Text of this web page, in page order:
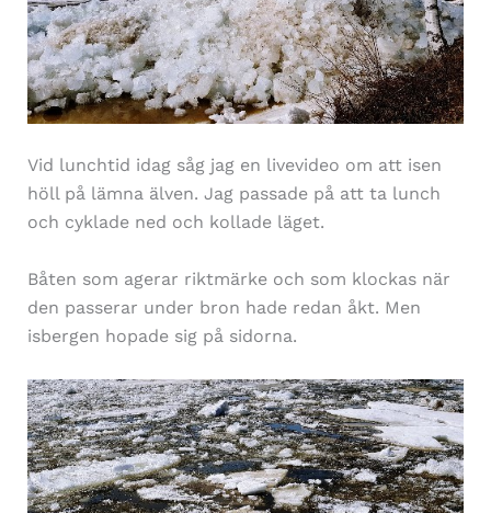
Vid lunchtid idag såg jag en livevideo om att isen
höll på lämna älven. Jag passade på att ta lunch
och cyklade ned och kollade läget.
Båten som agerar riktmärke och som klockas när
den passerar under bron hade redan åkt. Men
isbergen hopade sig på sidorna.